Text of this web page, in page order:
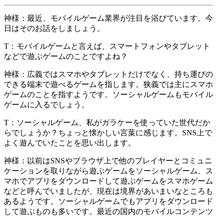
神様： 最近、モバイルゲーム業界が注目を浴びています。今
日はそのお話をしましょう。
T： モバイルゲームと言えば、スマートフォンやタブレット
などで遊ぶゲームのことですよね？
神様： 広義ではスマホやタブレットだけでなく、持ち運びの
できる端末で遊べるゲームを指します。狭義では主にスマホ
ゲームのことを指すようです。ソーシャルゲームもモバイル
ゲームに入るでしょう。
T： ソーシャルゲーム、私がガラケーを使っていた世代だか
らでしょうか？ちょっと懐かしい言葉に感じます。SNS上で
よく遊んでいたことを思い出します。
神様： 以前はSNSやブラウザ上で他のプレイヤーとコミュニ
ケーションを取りながら遊ぶゲームをソーシャルゲーム、ス
マホでアプリをダウンロードして遊ぶゲームをスマホゲーム
などと呼んでいましたが、現在は境界があいまいなところも
あるようです。ソーシャルゲームでもアプリをダウンロード
して遊ぶものも多いです。最近の国内のモバイルコンテンツ